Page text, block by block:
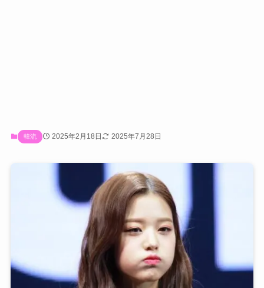
韓流 2025年2月18日 2025年7月28日